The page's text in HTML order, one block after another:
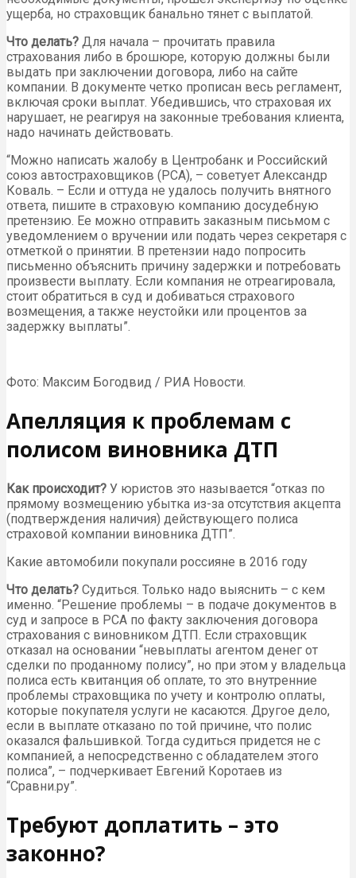
ущерба, но страховщик банально тянет с выплатой.
Что делать? Для начала – прочитать правила
страхования либо в брошюре, которую должны были
выдать при заключении договора, либо на сайте
компании. В документе четко прописан весь регламент,
включая сроки выплат. Убедившись, что страховая их
нарушает, не реагируя на законные требования клиента,
надо начинать действовать.
“Можно написать жалобу в Центробанк и Российский
союз автостраховщиков (РСА), – советует Александр
Коваль. – Если и оттуда не удалось получить внятного
ответа, пишите в страховую компанию досудебную
претензию. Ее можно отправить заказным письмом с
уведомлением о вручении или подать через секретаря с
отметкой о принятии. В претензии надо попросить
письменно объяснить причину задержки и потребовать
произвести выплату. Если компания не отреагировала,
стоит обратиться в суд и добиваться страхового
возмещения, а также неустойки или процентов за
задержку выплаты”.
Фото: Максим Богодвид / РИА Новости.
Апелляция к проблемам с
полисом виновника ДТП
Как происходит? У юристов это называется “отказ по
прямому возмещению убытка из-за отсутствия акцепта
(подтверждения наличия) действующего полиса
страховой компании виновника ДТП”.
Какие автомобили покупали россияне в 2016 году
Что делать? Судиться. Только надо выяснить – с кем
именно. “Решение проблемы – в подаче документов в
суд и запросе в РСА по факту заключения договора
страхования с виновником ДТП. Если страховщик
отказал на основании “невыплаты агентом денег от
сделки по проданному полису”, но при этом у владельца
полиса есть квитанция об оплате, то это внутренние
проблемы страховщика по учету и контролю оплаты,
которые покупателя услуги не касаются. Другое дело,
если в выплате отказано по той причине, что полис
оказался фальшивкой. Тогда судиться придется не с
компанией, а непосредственно с обладателем этого
полиса”, – подчеркивает Евгений Коротаев из
“Сравни.ру”.
Требуют доплатить – это
законно?